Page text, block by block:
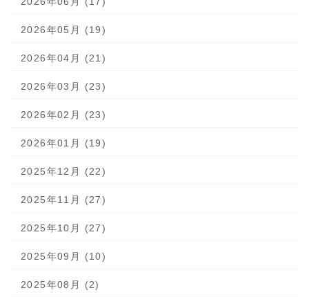
2026年05月 (19)
2026年04月 (21)
2026年03月 (23)
2026年02月 (23)
2026年01月 (19)
2025年12月 (22)
2025年11月 (27)
2025年10月 (27)
2025年09月 (10)
2025年08月 (2)